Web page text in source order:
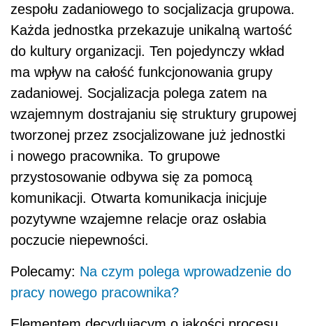
zespołu zadaniowego to socjalizacja grupowa.
Każda jednostka przekazuje unikalną wartość
do kultury organizacji. Ten pojedynczy wkład
ma wpływ na całość funkcjonowania grupy
zadaniowej. Socjalizacja polega zatem na
wzajemnym dostrajaniu się struktury grupowej
tworzonej przez zsocjalizowane już jednostki
i nowego pracownika. To grupowe
przystosowanie odbywa się za pomocą
komunikacji. Otwarta komunikacja inicjuje
pozytywne wzajemne relacje oraz osłabia
poczucie niepewności.
Polecamy: Na czym polega wprowadzenie do
pracy nowego pracownika?